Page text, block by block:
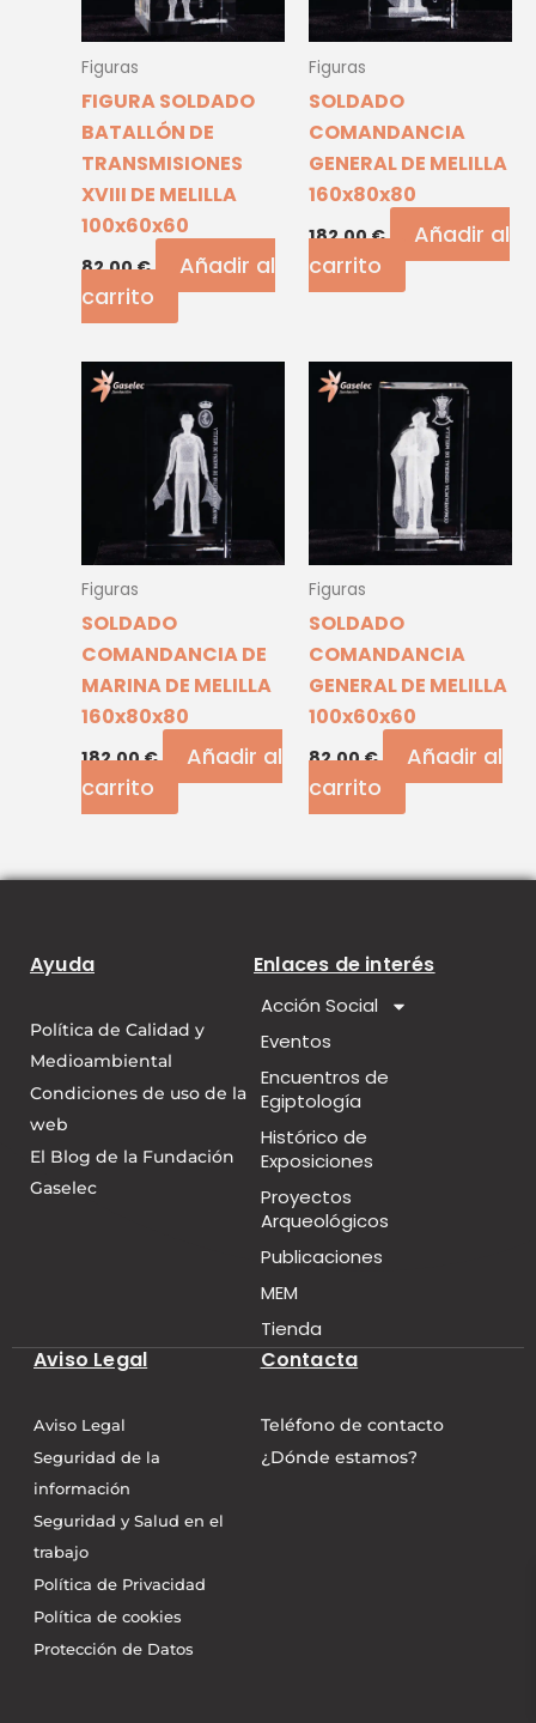
Figuras
FIGURA SOLDADO
BATALLÓN DE
TRANSMISIONES
XVIII DE MELILLA
100x60x60
82,00€
Añadir al
carrito
Figuras
SOLDADO
COMANDANCIA
GENERAL DE MELILLA
160x80x80
182,00€
Añadir al
carrito
Figuras
SOLDADO
COMANDANCIA DE
MARINA DE MELILLA
160x80x80
182,00€
Añadir al
carrito
Figuras
SOLDADO
COMANDANCIA
GENERAL DE MELILLA
100x60x60
82,00€
Añadir al
carrito
Ayuda
Política de Calidad y
Medioambiental
Condiciones de uso de la
web
El Blog de la Fundación
Gaselec
Enlaces de interés
Acción Social
Eventos
Encuentros de
Egiptología
Histórico de
Exposiciones
Proyectos
Arqueológicos
Publicaciones
MEM
Tienda
Aviso Legal
Aviso Legal
Seguridad de la
información
Seguridad y Salud en el
trabajo
Política de Privacidad
Política de cookies
Protección de Datos
Contacta
Teléfono de contacto
¿Dónde estamos?